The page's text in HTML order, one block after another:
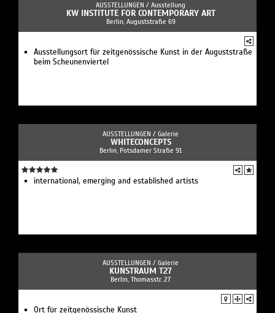
AUSSTELLUNGEN / Ausstellung
KW INSTITUTE FOR CONTEMPORARY ART
Berlin, Auguststraße 69
Ausstellungsort für zeitgenössische Kunst in der Auguststraße
beim Scheunenviertel
AUSSTELLUNGEN / Galerie
WHITECONCEPTS
Berlin, Potsdamer Straße 91
international, emerging and established artists
AUSSTELLUNGEN / Galerie
KUNSTRAUM T27
Berlin, Thomasstr. 27
Ort für zeitgenössische Kunst